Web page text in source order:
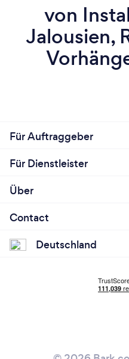
von
Jalousien,
Für Auftraggeber
Für Dienstleister
Über
Contact
Deutschland